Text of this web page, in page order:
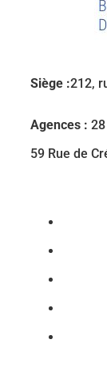
Siège :212,
Agences :
59 Rue de